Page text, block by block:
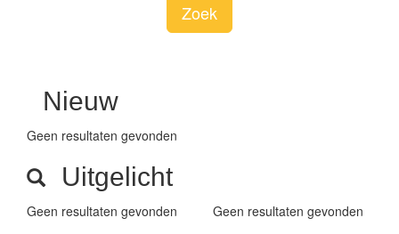
Zoek
Nieuw
Geen resultaten gevonden
Uitgelicht
Geen resultaten gevonden Geen resultaten gevonden